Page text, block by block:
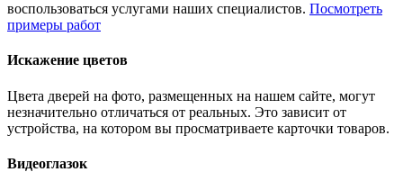
воспользоваться услугами наших специалистов. Посмотреть
примеры работ
Искажение цветов
Цвета дверей на фото, размещенных на нашем сайте, могут
незначительно отличаться от реальных. Это зависит от
устройства, на котором вы просматриваете карточки товаров.
Видеоглазок